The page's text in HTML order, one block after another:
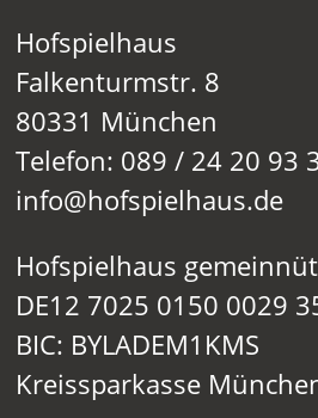
Hofspielhaus
Falkenturmstr. 8
80331 München
Telefon: 089 / 24 20 93
info@hofspielhaus.de
Hofspielhaus
DE12 7025 0150 0029
BIC: BYLADEM1KMS
Kreissparkasse